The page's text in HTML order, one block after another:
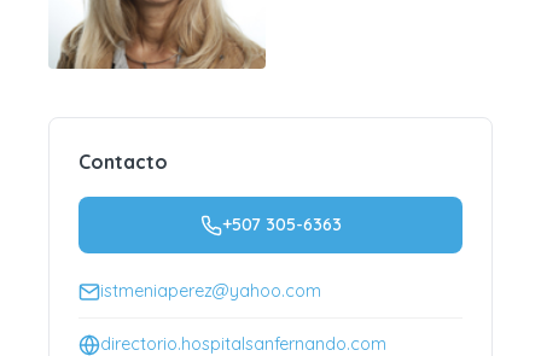
Contacto
+507 305-6363
istmeniaperez@yahoo.com
directorio.hospitalsanfernando.com